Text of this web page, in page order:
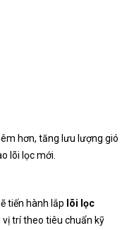
hơn, tăng lưu lượng gió
lõi lọc mới.
tiến hành lắp lõi lọc
trí theo tiêu chuẩn kỹ